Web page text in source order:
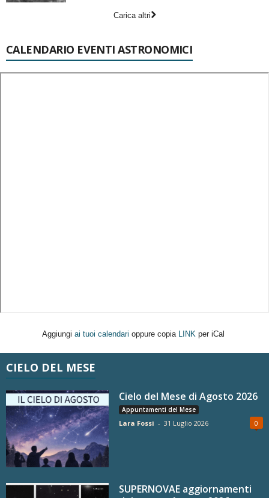
Carica altri
CALENDARIO EVENTI ASTRONOMICI
Aggiungi ai tuoi calendari oppure copia LINK per iCal
CIELO DEL MESE
Cielo del Mese di Agosto 2026
Appuntamenti del Mese
Lara Fossi - 31 Luglio 2026 0
SUPERNOVAE aggiornamenti